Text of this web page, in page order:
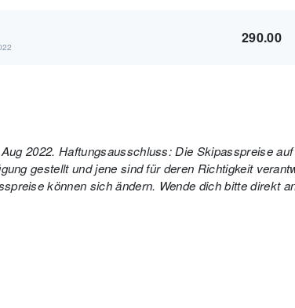
290.00
2022. Haftungsausschluss: Die Skipasspreise
gestellt und jene sind für deren Richtigkeit
können sich ändern. Wende dich bitte direkt